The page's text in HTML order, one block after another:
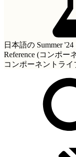
日本語の Summer
Reference (コンポー
コンポーネントライ